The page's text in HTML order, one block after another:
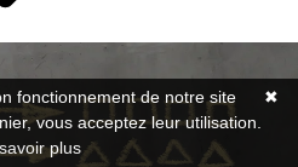
✖
fonctionnement de notre site
vous acceptez leur utilisation.
plus